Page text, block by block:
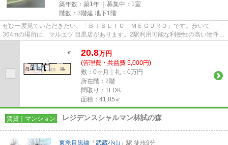
築年数：築1年 ｜募集中： 1室
階数：3階建 地下1階
ぜひ一度見ていただきたい、「ＢＩＢＬＩＯ ＭＥＧＵＲＯ」です。歩いて
364mの場所に、マルエツ 目黒店があります。2駅利用可能な利便性の高い物件で
20.8万円
(管理費・共益費 5,000円)
敷：0ヶ月｜礼：0万円
所在階：2階
間取り：1LDK
面積：41.85㎡
賃貸｜マンション レジデンスシャルマン林試の森
東急目黒線 「 武蔵小山 」駅 徒歩9分